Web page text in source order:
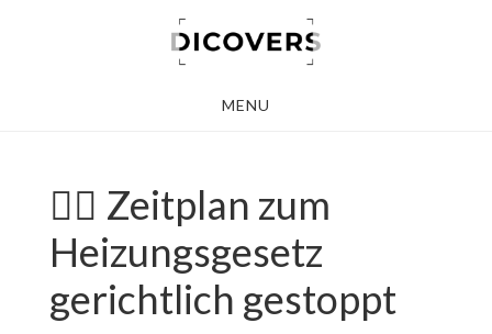
MENU
🧑‍⚖️ Zeitplan zum
Heizungsgesetz
gerichtlich gestoppt